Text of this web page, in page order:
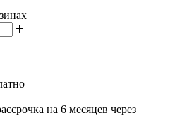
на 6 месяцев через